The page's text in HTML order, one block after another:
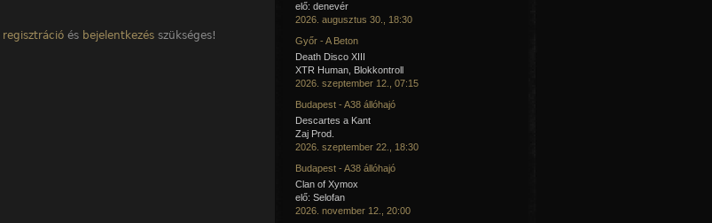
regisztrációés bejelentkezésszükséges!
elő: denevér
2026. augusztus 30., 18:30
Győr - A Beton
Death Disco XIII
XTR Human, Blokkontroll
2026. szeptember 12., 07:15
Budapest - A38 állóhajó
Descartes a Kant
Zaj Prod.
2026. szeptember 22., 18:30
Budapest - A38 állóhajó
Clan of Xymox
elő: Selofan
2026. november 12., 20:00